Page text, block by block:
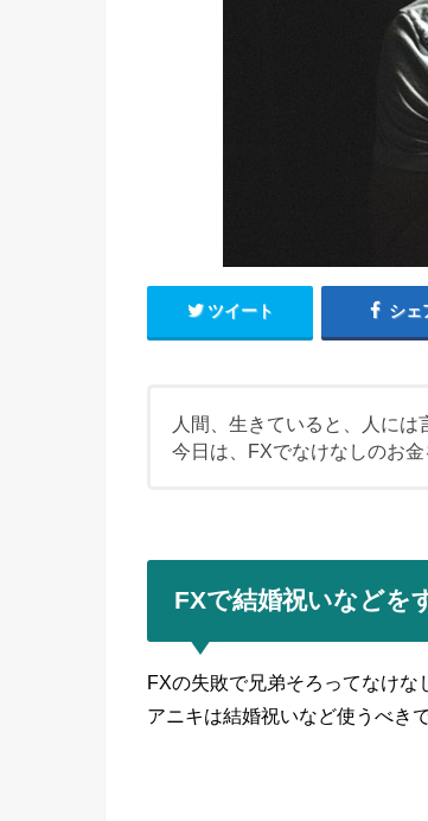
ツイート シェ
人間、生きていると、人には
今日は、FXでなけなしのお
FXで結婚祝いなどを
FXの失敗で兄弟そろってなけな
アニキは結婚祝いなど使うべき